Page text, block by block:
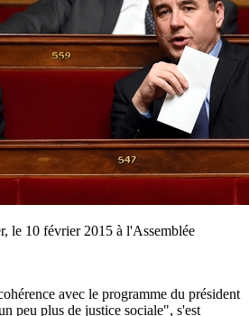
le 10 février 2015 à l'Assemblée
avec le programme du président
peu plus de justice sociale", s'est